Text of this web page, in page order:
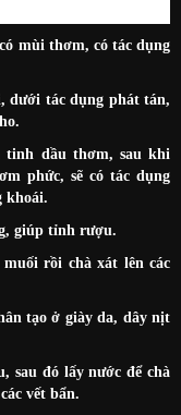
mùi thơm, có tác dụng
dưới tác dụng phát tán,
tinh dầu thơm, sau khi
phức, sẽ có tác dụng
khoái.
giúp tỉnh rượu.
rồi chà xát lên các
tạo ở giày da, dây nịt
sau đó lấy nước để chà
vết bẩn.